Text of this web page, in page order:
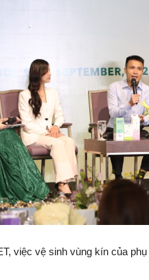
việc vệ sinh vùng kín của